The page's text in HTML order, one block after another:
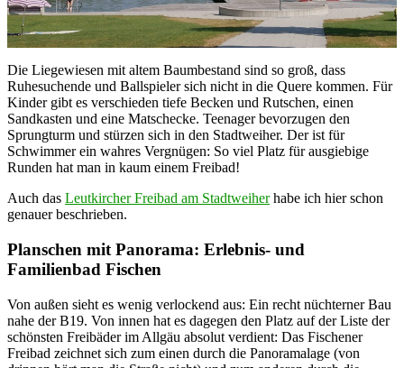
Die Liegewiesen mit altem Baumbestand sind so groß, dass
Ruhesuchende und Ballspieler sich nicht in die Quere kommen. Für
Kinder gibt es verschieden tiefe Becken und Rutschen, einen
Sandkasten und eine Matschecke. Teenager bevorzugen den
Sprungturm und stürzen sich in den Stadtweiher. Der ist für
Schwimmer ein wahres Vergnügen: So viel Platz für ausgiebige
Runden hat man in kaum einem Freibad!
Auch das Leutkircher Freibad am Stadtweiherhabe ich hier schon
genauer beschrieben.
Planschen mit Panorama: Erlebnis- und
Familienbad Fischen
Von außen sieht es wenig verlockend aus: Ein recht nüchterner Bau
nahe der B19. Von innen hat es dagegen den Platz auf der Liste der
schönsten Freibäder im Allgäu absolut verdient: Das Fischener
Freibad zeichnet sich zum einen durch die Panoramalage (von